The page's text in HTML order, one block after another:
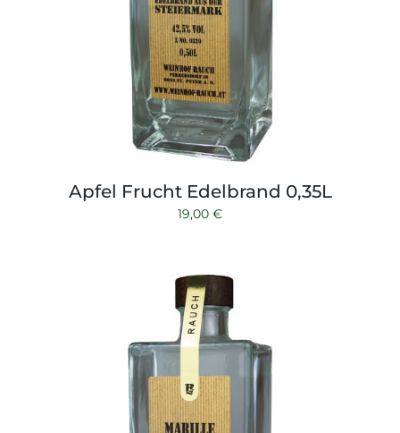
Apfel Frucht Edelbrand 0,35L
19,00 €